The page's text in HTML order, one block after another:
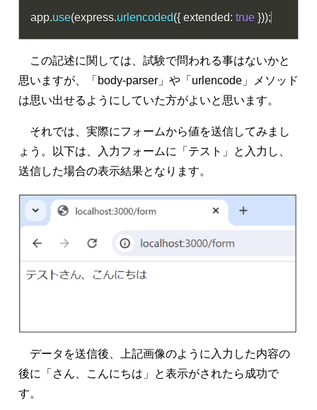
app.use(express.urlencoded({ extended: true }));
この記述に関しては、試験で問われる事はないかと
思いますが、「body-parser」や「urlencode」メソッド
は思い出せるようにしていた方がよいと思います。
それでは、実際にフォームから値を送信してみまし
ょう。以下は、入力フォームに「テスト」と入力し、
送信した場合の表示結果となります。
データを送信後、上記画像のように入力した内容の
後に「さん、こんにちは」と表示がされたら成功で
す。